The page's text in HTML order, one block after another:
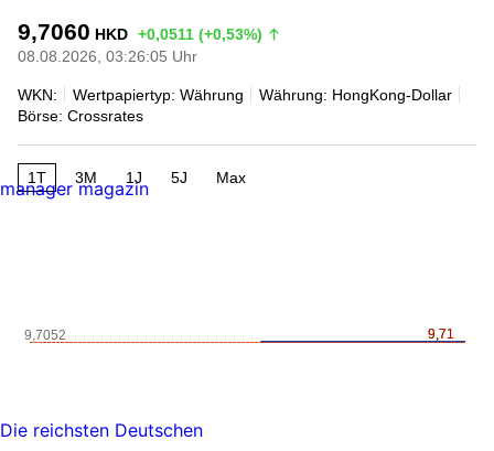
9,7060 HKD +0,0511 (+0,53%)
08.08.2026, 03:26:05 Uhr
WKN: Wertpapiertyp: Währung
Währung: HongKong-Dollar
Börse: Crossrates
1T 3M 1J 5J Max
9,71
9,71
9,7052
manager magazin
Die reichsten Deutschen